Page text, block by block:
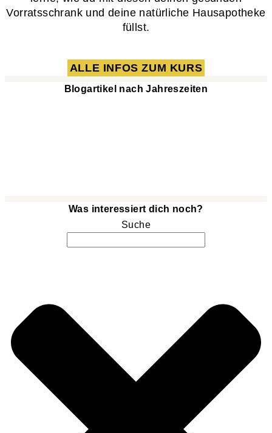
Vorratsschrank und deine natürliche Hausapotheke
füllst.
ALLE INFOS ZUM KURS
Blogartikel nach Jahreszeiten
Was interessiert dich noch?
Suche